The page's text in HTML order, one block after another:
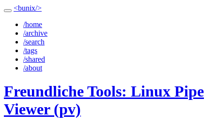
<bunix/>
/home
/archive
/search
/tags
/shared
/about
Freundliche Tools: Linux Pipe
Viewer (pv)